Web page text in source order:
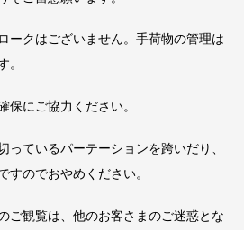
ークはございません。手荷物の管理は
。
にご協力ください。
ているパーテーションを跨いだり、
すのでおやめください。
ご観覧は、他のお客さまのご迷惑とな